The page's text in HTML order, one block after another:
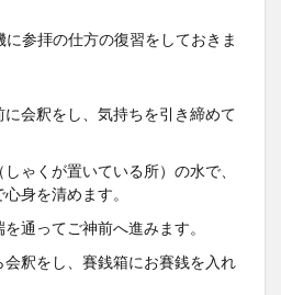
参拝の仕方の復習をしておきま
に会釈をし、気持ちを引き締めて
ゃくが置いている所）の水で、
身を清めます。
通ってご神前へ進みます。
釈をし、賽銭箱にお賽銭を入れ